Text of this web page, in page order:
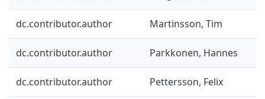
dc.contributor.author Martinsson, Tim
dc.contributor.author Parkkonen, Hannes
dc.contributor.author Pettersson, Felix